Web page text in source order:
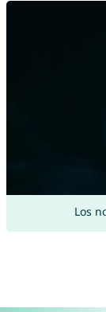
Los